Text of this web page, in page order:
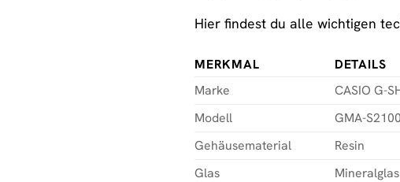
Hier findest du alle wichtigen
MERKMAL
DETAILS
Marke
CASIO G-
Modell
GMA-
Gehäusematerial
Resin
Glas
Mineralglas